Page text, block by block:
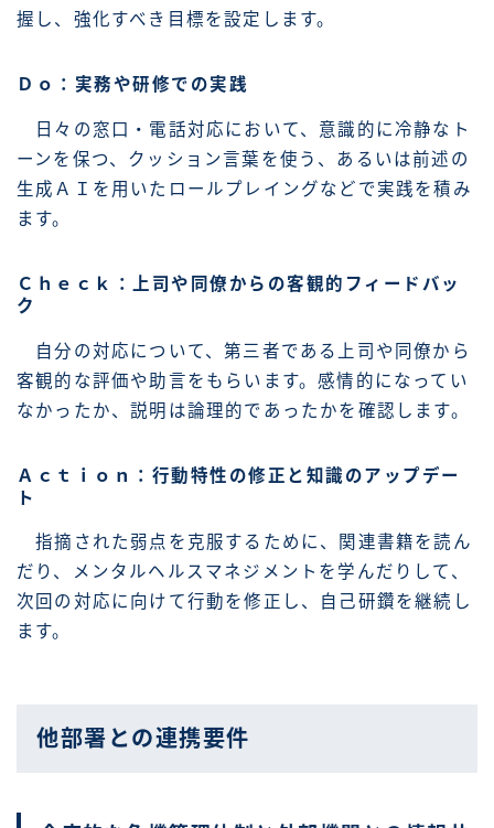
握し、強化すべき目標を設定します。
Ｄｏ：実務や研修での実践
日々の窓口・電話対応において、意識的に冷静なト
ーンを保つ、クッション言葉を使う、あるいは前述の
生成ＡＩを用いたロールプレイングなどで実践を積み
ます。
Ｃｈｅｃｋ：上司や同僚からの客観的フィードバッ
ク
自分の対応について、第三者である上司や同僚から
客観的な評価や助言をもらいます。感情的になってい
なかったか、説明は論理的であったかを確認します。
Ａｃｔｉｏｎ：行動特性の修正と知識のアップデー
ト
指摘された弱点を克服するために、関連書籍を読ん
だり、メンタルヘルスマネジメントを学んだりして、
次回の対応に向けて行動を修正し、自己研鑽を継続し
ます。
他部署との連携要件